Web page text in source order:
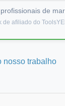
de
de afiliado do
nosso trabalho